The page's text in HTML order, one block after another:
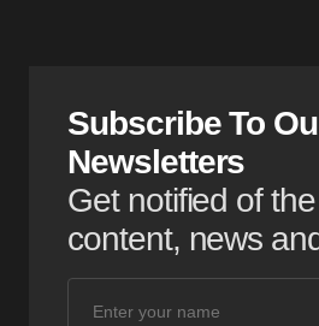
Subscribe To
Newsletters
Get notified of
content, news